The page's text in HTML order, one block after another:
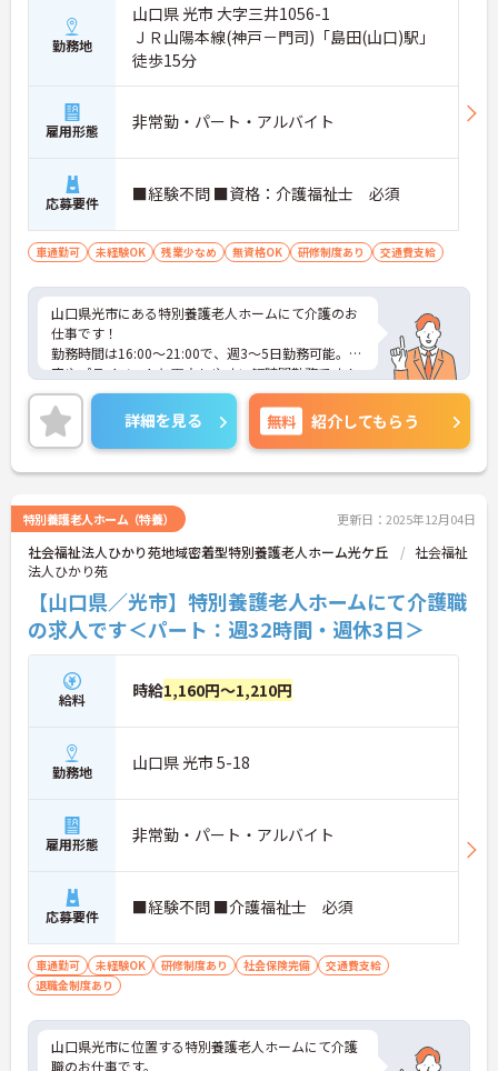
勤務地
山口県 光市 大字三井1056-1
ＪＲ山陽本線(神戸－門司)「島田(山口)駅」
徒歩15分
雇用形態 非常勤・パート・アルバイト
応募要件 ■経験不問 ■資格：介護福祉士 必須
車通勤可 未経験OK 残業少なめ 無資格OK 研修制度あり 交通費支給
山口県光市にある特別養護老人ホームにて介護のお
仕事です！
勤務時間は16:00～21:00で、週3～5日勤務可能。家
庭やプライベートと両立しやすい短時間勤務です！
資格手当や年末年始手当も支給◎正社員登用制度も
あり、キャリアアップを目指す方にもおすすめで
す。
ご興味ある方には、面接対策ポイントなど、さらに
詳細をお話しいたしますのでお気軽にご相談くださ
詳細を見る 無料 紹介してもらう
特別養護老人ホーム（特養） 更新日：2025年12月04日
社会福祉法人ひかり苑地域密着型特別養護老人ホーム光ケ丘
社会福祉
法人ひかり苑
【山口県／光市】特別養護老人ホームにて介護職
の求人です＜パート：週32時間・週休3日＞
給料 時給1,160円～1,210円
勤務地 山口県 光市 5-18
雇用形態 非常勤・パート・アルバイト
応募要件 ■経験不問 ■介護福祉士 必須
車通勤可 未経験OK 研修制度あり 社会保険完備
交通費支給
退職金制度あり
山口県光市に位置する特別養護老人ホームにて介護
職のお仕事です。